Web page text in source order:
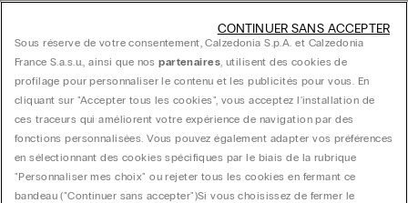
Guide produit
Sous réserve de votre consentement, Calzedonia S.p.A. et Calzedonia
France S.a.s.u., ainsi que nospartenaires, utilisent des cookies de
profilage pour personnaliser le contenu et les publicités pour vous. En
cliquant sur "Accepter tous les cookies", vous acceptez l'installation de
ces traceurs qui améliorent votre expérience de navigation par des
fonctions personnalisées. Vous pouvez également adapter vos préférences
en sélectionnant des cookies spécifiques par le biais de la rubrique
"Personnaliser mes choix" ou rejeter tous les cookies en fermant ce
bandeau ("Continuer sans accepter")​ Si vous choisissez de fermer le
CONTINUER SANS ACCEPTER